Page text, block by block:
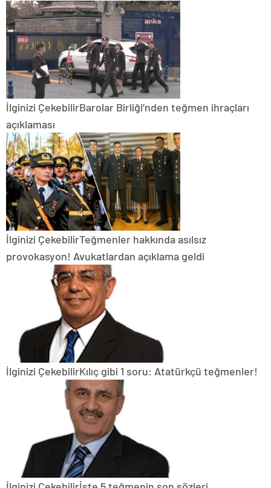
İlginizi ÇekebilirBarolar Birliği’nden teğmen ihraçları
açıklaması
İlginizi ÇekebilirTeğmenler hakkında asılsız
provokasyon! Avukatlardan açıklama geldi
İlginizi ÇekebilirKılıç gibi 1 soru: Atatürkçü teğmenler!